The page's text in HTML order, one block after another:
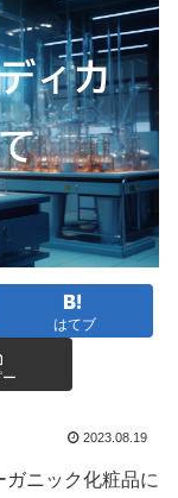
はてブ
2023.08.19
ニック化粧品に